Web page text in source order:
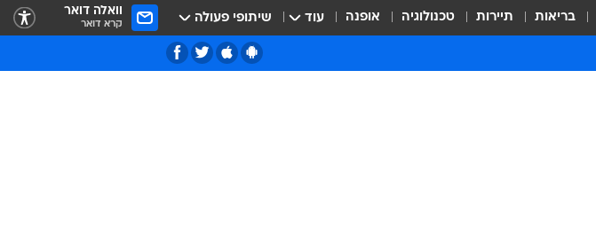
בריאות תיירות טכנולוגיה אופנה עוד שיתופי פעולה וואלה דואר
קרא דואר